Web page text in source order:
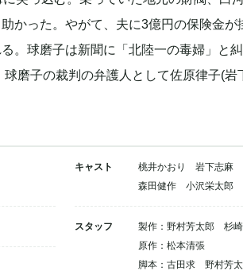
かった。やがて、夫に3億円の保険金
。球磨子は新聞に「北陸一の毒婦」と
磨子の裁判の弁護人として佐原律子(
キャスト
桃井かおり 岩下志
森田健作 小沢栄太郎
スタッフ
製作：野村芳太郎 杉
原作：松本清張
脚本：古田求 野村芳